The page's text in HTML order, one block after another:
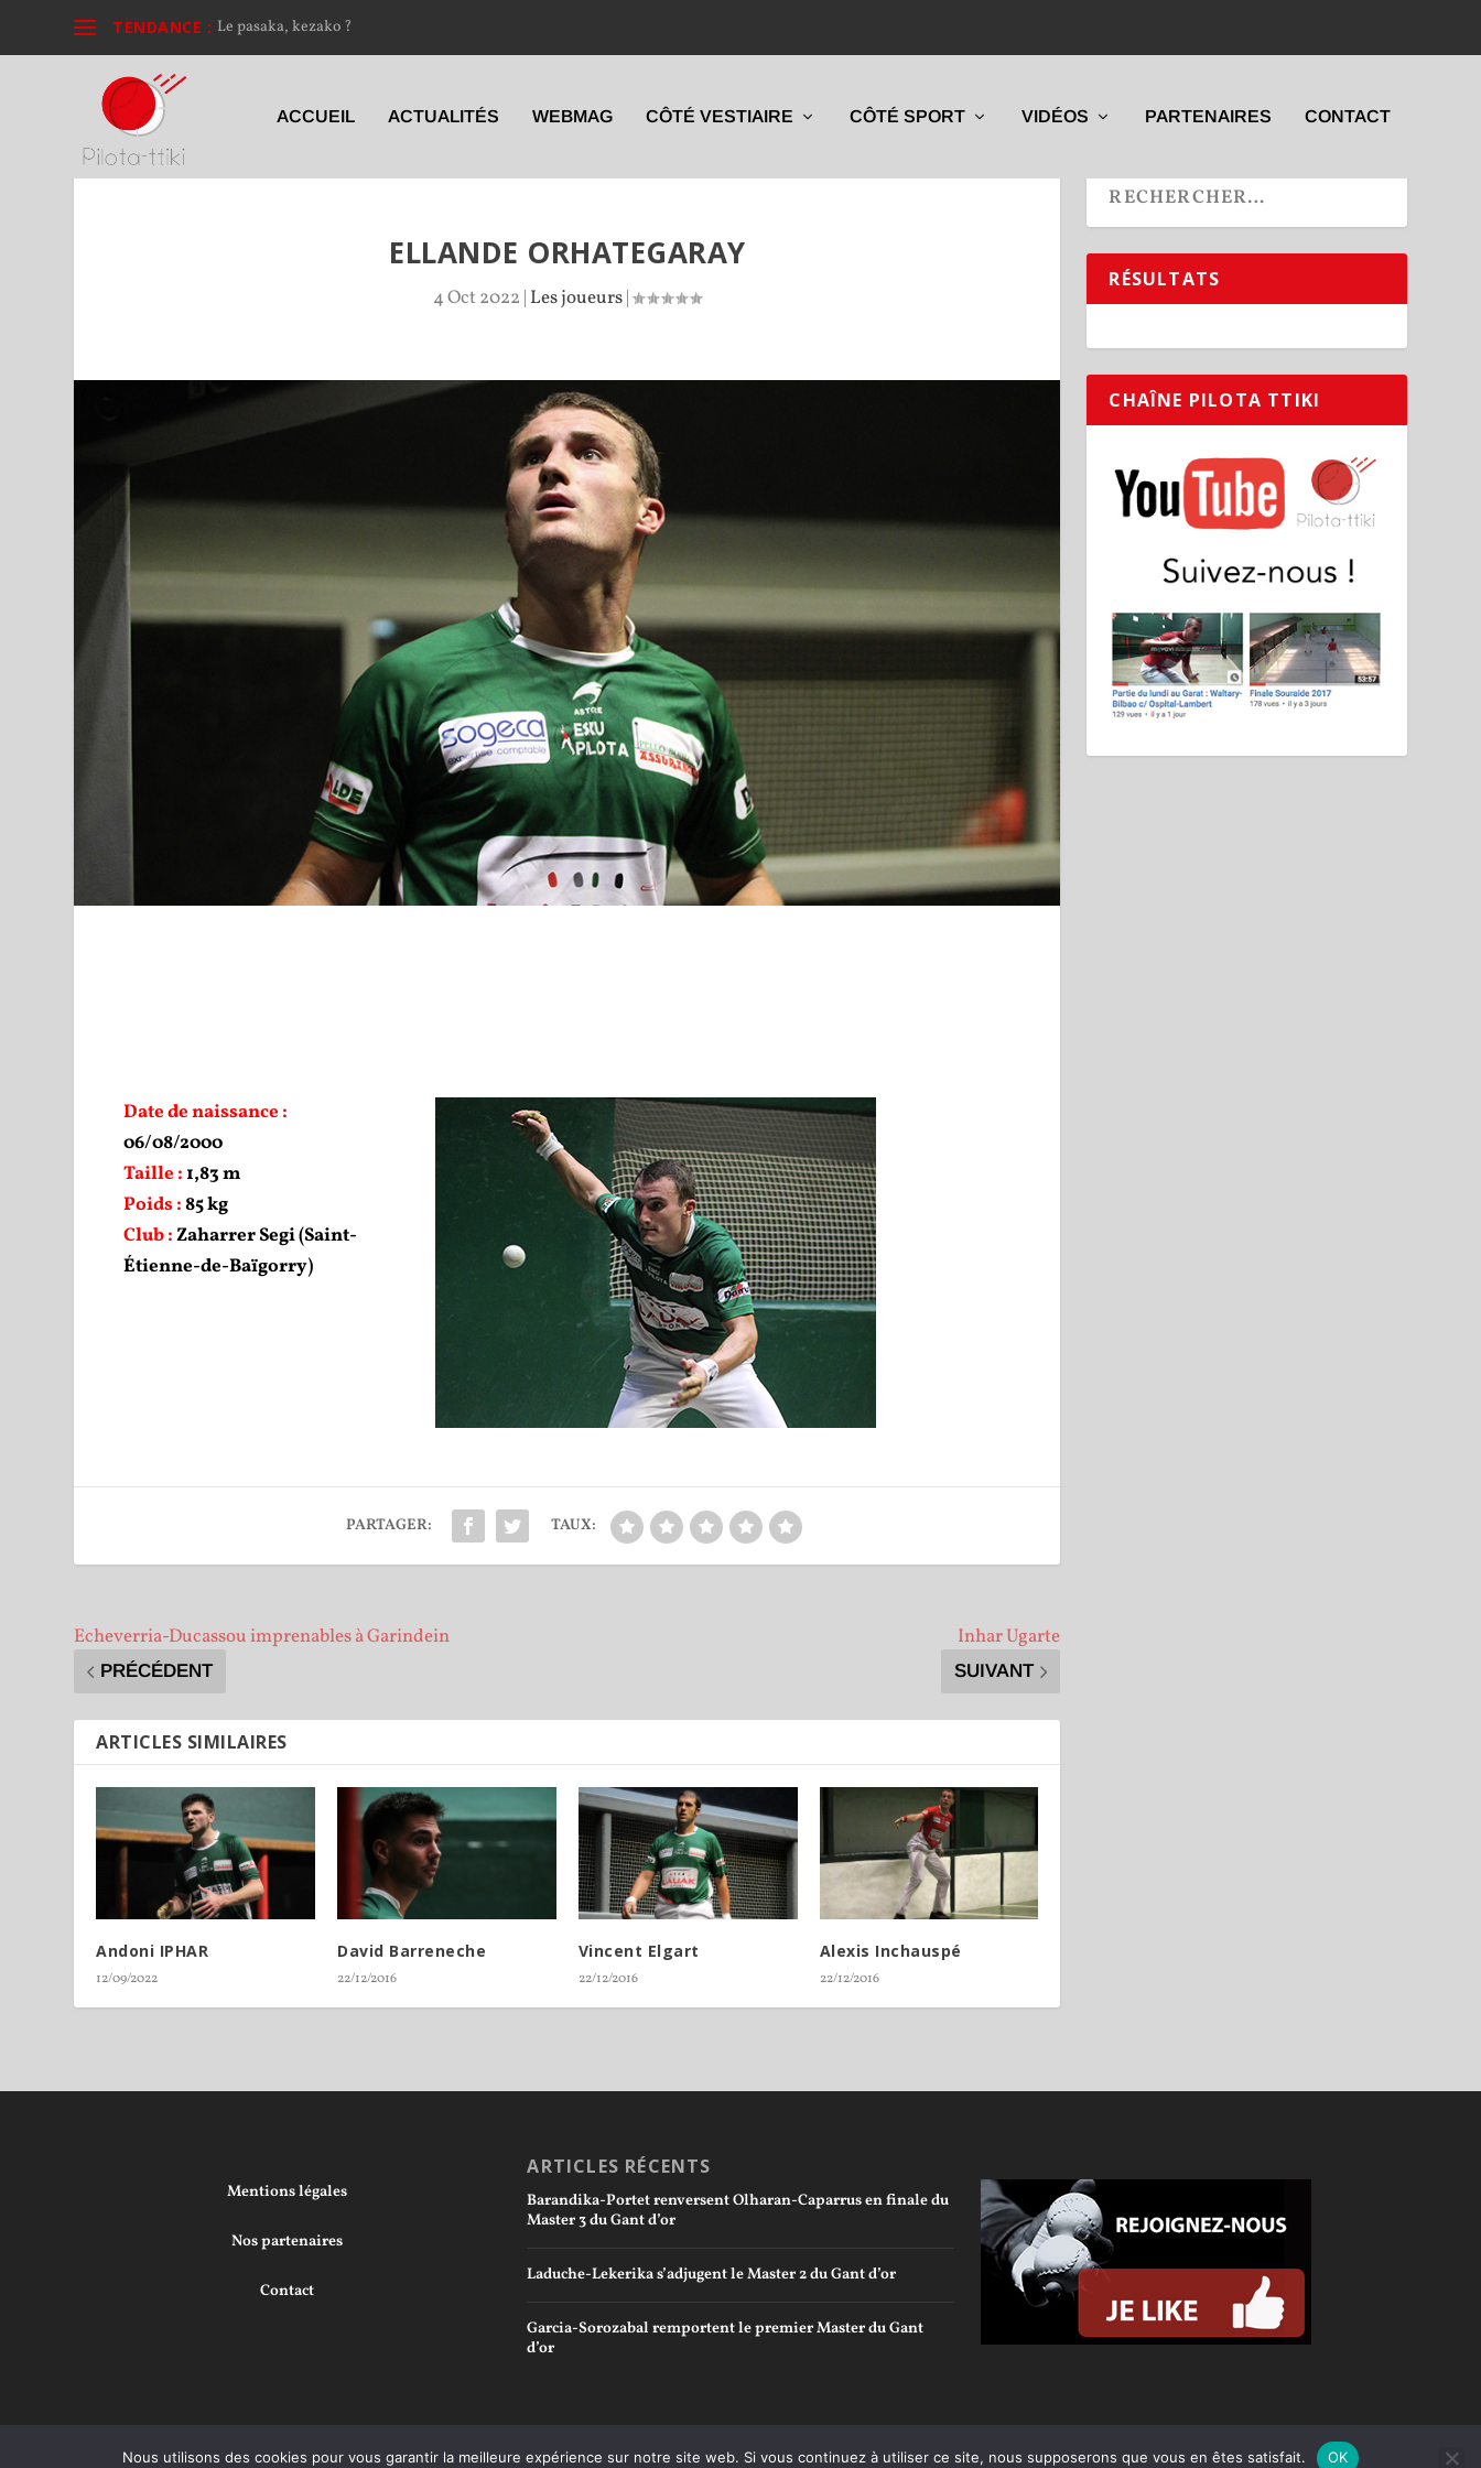
TENDANCE : Le pasaka, kezako ?
ACCUEIL ACTUALITÉS WEBMAG CÔTÉ VESTIAIRE CÔTÉ SPORT VIDÉOS PARTENAIRES CONTACT
ELLANDE ORHATEGARAY
4 Oct 2022 | Les joueurs|
Date de naissance :
06/08/2000
Taille : 1,83 m
Poids :85 kg
Club :Zaharrer Segi (Saint-
Étienne-de-Baïgorry)
PARTAGER: TAUX:
Echeverria-Ducassou imprenables à Garindein
PRÉCÉDENT
Inhar Ugarte
SUIVANT
ARTICLES SIMILAIRES
Andoni IPHAR
12/09/2022
David Barreneche
22/12/2016
Vincent Elgart
22/12/2016
Alexis Inchauspé
22/12/2016
RÉSULTATS
CHAÎNE PILOTA TTIKI
Mentions légales
Nos partenaires
Contact
ARTICLES RÉCENTS
Barandika-Portet renversent Olharan-Caparrus en finale du
Master 3 du Gant d’or
Laduche-Lekerika s’adjugent le Master 2 du Gant d’or
Garcia-Sorozabal remportent le premier Master du Gant
d’or
Nous utilisons des cookies pour vous garantir la meilleure expérience sur notre site web. Si vous continuez à utiliser ce site, nous supposerons que vous en êtes satisfait. OK